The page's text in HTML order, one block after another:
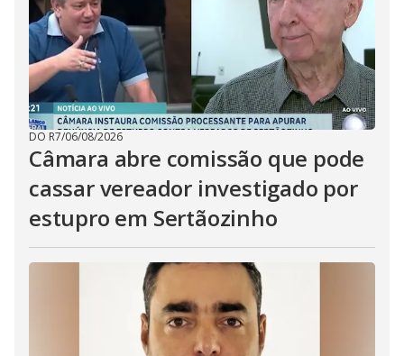
DO R7/06/08/2026
Câmara abre comissão que pode
cassar vereador investigado por
estupro em Sertãozinho